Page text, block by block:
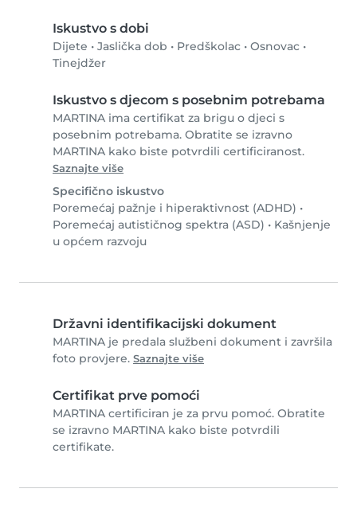
Iskustvo s dobi
Dijete • Jaslička dob • Predškolac • Osnovac •
Tinejdžer
Iskustvo s djecom s posebnim potrebama
MARTINA ima certifikat za brigu o djeci s
posebnim potrebama. Obratite se izravno
MARTINA kako biste potvrdili certificiranost.
Saznajte više
Specifično iskustvo
Poremećaj pažnje i hiperaktivnost (ADHD) •
Poremećaj autističnog spektra (ASD) • Kašnjenje
u općem razvoju
Državni identifikacijski dokument
MARTINA je predala službeni dokument i završila
foto provjere. Saznajte više
Certifikat prve pomoći
MARTINA certificiran je za prvu pomoć. Obratite
se izravno MARTINA kako biste potvrdili
certifikate.